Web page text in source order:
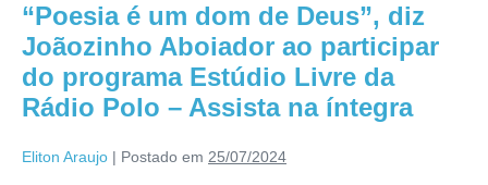
“Poesia é um dom de Deus”, diz
Joãozinho Aboiador ao participar
do programa Estúdio Livre da
Rádio Polo – Assista na íntegra
Eliton Araujo | Postado em 25/07/2024